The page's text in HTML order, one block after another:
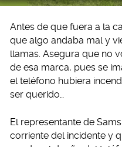
Antes de que fuera a la
que algo andaba mal y
llamas. Asegura que no
de esa marca, pues se
el teléfono hubiera
ser querido…
El representante de
corriente del incidente y